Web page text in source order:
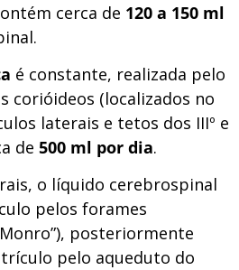
cerca de 120 a 150 ml
é constante, realizada pelo
corióideos (localizados no
laterais e tetos dos IIIº e
de 500 ml por dia.
o líquido cerebrospinal
pelos forames
posteriormente
pelo aqueduto do